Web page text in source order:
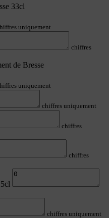
33cl
uniquement
chiffres
de Bresse
uniquement
chiffres uniquement
chiffres
chiffres
chiffres uniquement